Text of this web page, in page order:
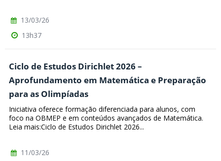
13/03/26
13h37
Ciclo de Estudos Dirichlet 2026 –
Aprofundamento em Matemática e Preparação
para as Olimpíadas
Iniciativa oferece formação diferenciada para alunos, com
foco na OBMEP e em conteúdos avançados de Matemática.
Leia mais:Ciclo de Estudos Dirichlet 2026...
11/03/26